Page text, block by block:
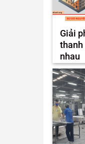
Giải
thanh
nhau